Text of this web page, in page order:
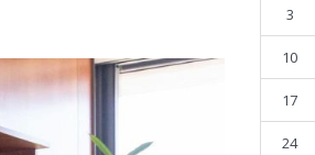
3
10
17
24